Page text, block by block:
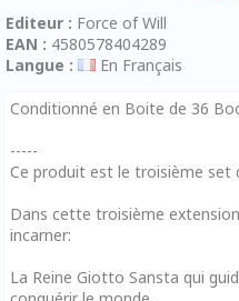
Editeur : Force of Will
EAN : 4580578404289
Langue :
En Français
Conditionné en Boite de 36
-----
Ce produit est le troisième set
Dans cette troisième
incarner:
La Reine Giotto Sansta qui